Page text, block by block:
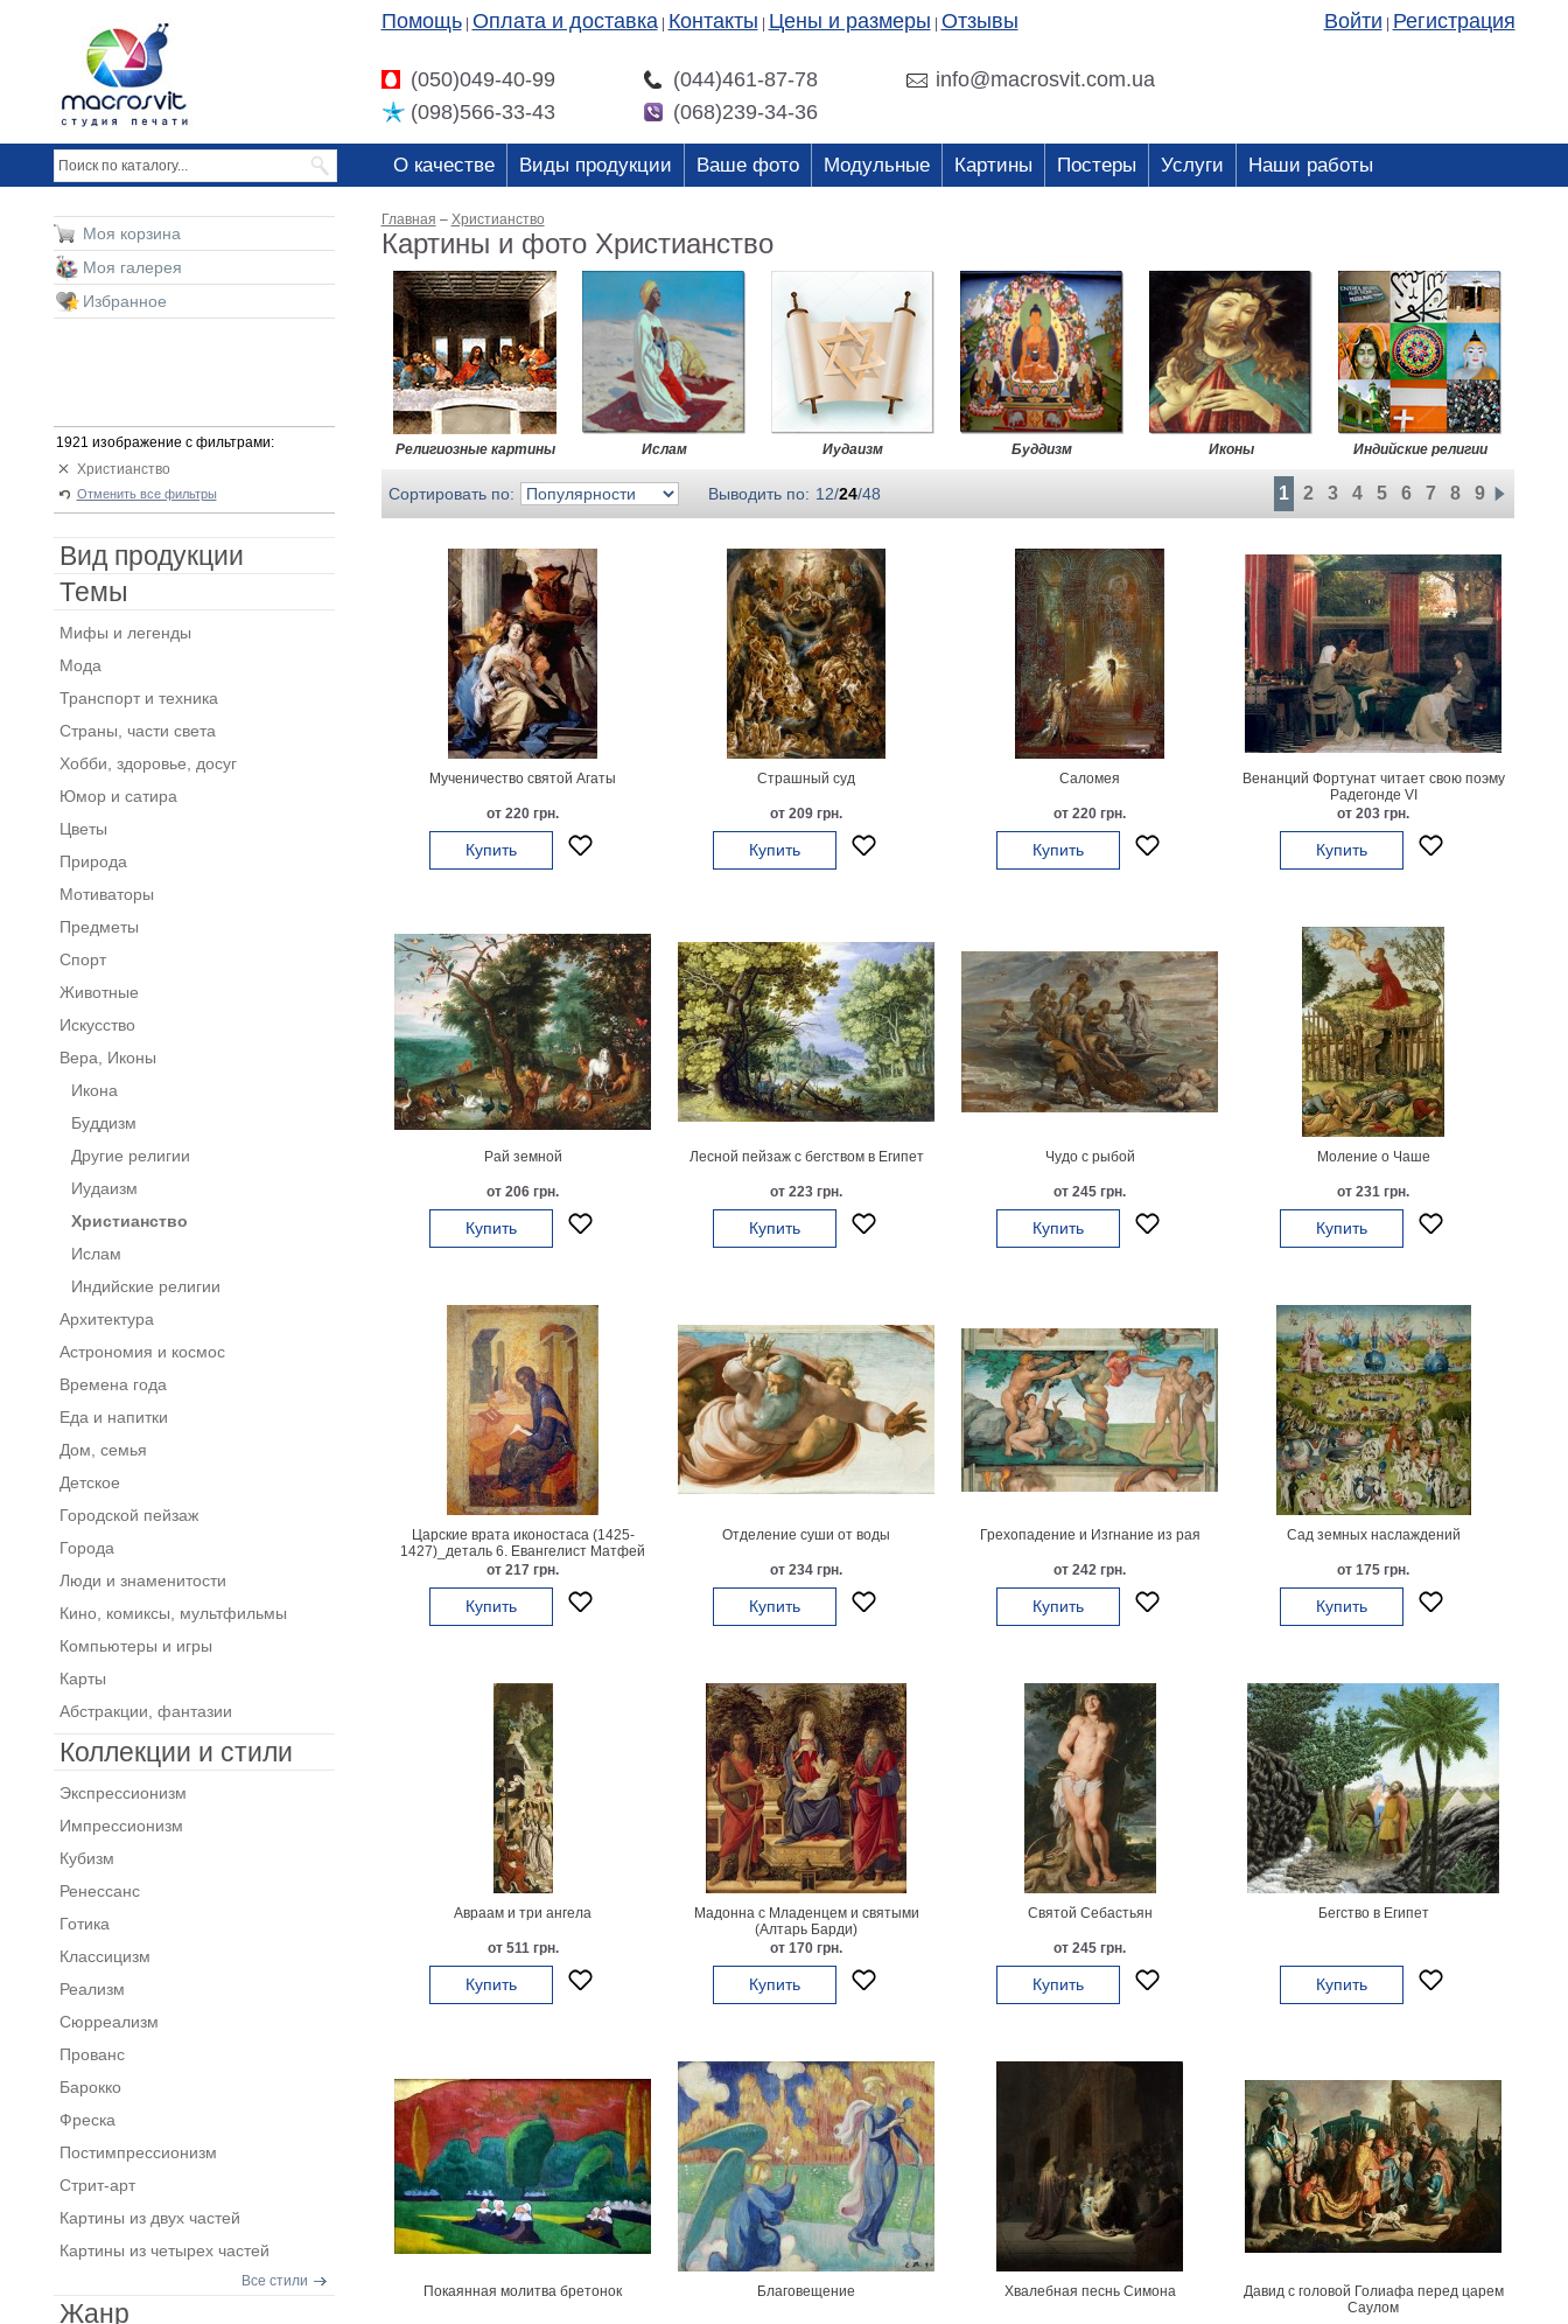
Помощь Оплата и доставка Контакты Цены и размеры Отзывы Войти Регистрация
(050)049-40-99 (044)461-87-78
info@macrosvit.com.ua
(098)566-33-43
(068)239-34-36
О качестве Виды продукции Ваше фото Модульные Картины Постеры Услуги Наши работы
Главная – Христианство
Картины и фото Христианство
Религиозные картины Ислам Иудаизм Буддизм Иконы Индийские религии
Сортировать по: Выводить по: 12/24/48 1 2 3 4 5 6 7 8 9
Мученичество святой Агаты
от 220 грн.
Купить
Страшный суд
от 209 грн.
Купить
Саломея
от 220 грн.
Купить
Венанций Фортунат читает свою поэму
Радегонде VI
от 203 грн.
Купить
Рай земной
от 206 грн.
Купить
Лесной пейзаж с бегством в Египет
от 223 грн.
Купить
Чудо с рыбой
от 245 грн.
Купить
Моление о Чаше
от 231 грн.
Купить
Царские врата иконостаса (1425-
1427)_деталь 6. Евангелист Матфей
от 217 грн.
Купить
Отделение суши от воды
от 234 грн.
Купить
Грехопадение и Изгнание из рая
от 242 грн.
Купить
Сад земных наслаждений
от 175 грн.
Купить
Авраам и три ангела
от 511 грн.
Купить
Мадонна с Младенцем и святыми
(Алтарь Барди)
от 170 грн.
Купить
Святой Себастьян
от 245 грн.
Купить
Бегство в Египет
Купить
Покаянная молитва бретонок Благовещение Хвалебная песнь Симона
Давид с головой Голиафа перед царем
Саулом
Моя корзина
Моя галерея
Избранное
1921 изображение с фильтрами:
Христианство
Отменить все фильтры
Вид продукции
Темы
Мифы и легенды
Мода
Транспорт и техника
Страны, части света
Хобби, здоровье, досуг
Юмор и сатира
Цветы
Природа
Мотиваторы
Предметы
Спорт
Животные
Искусство
Вера, Иконы
Икона
Буддизм
Другие религии
Иудаизм
Христианство
Ислам
Индийские религии
Архитектура
Астрономия и космос
Времена года
Еда и напитки
Дом, семья
Детское
Городской пейзаж
Города
Люди и знаменитости
Кино, комиксы, мультфильмы
Компьютеры и игры
Карты
Абстракции, фантазии
Коллекции и стили
Экспрессионизм
Импрессионизм
Кубизм
Ренессанс
Готика
Классицизм
Реализм
Сюрреализм
Прованс
Барокко
Фреска
Постимпрессионизм
Стрит-арт
Картины из двух частей
Картины из четырех частей
Все стили
Жанр